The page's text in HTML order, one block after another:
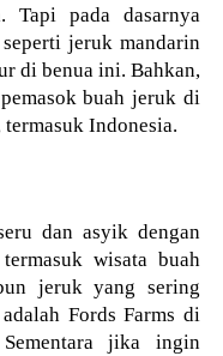
Tapi pada dasarnya
jeruk mandarin
di benua ini. Bahkan,
buah jeruk di
termasuk Indonesia.
dan asyik dengan
wisata buah
jeruk yang sering
Fords Farms di
jika ingin